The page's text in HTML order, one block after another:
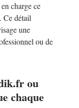
charge ce
Ce détail
une
ou de
ou
chaque